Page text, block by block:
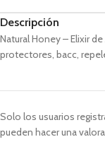
Descripción
Natural Honey – Elixir
protectores, bacc,
Solo los usuarios
pueden hacer una